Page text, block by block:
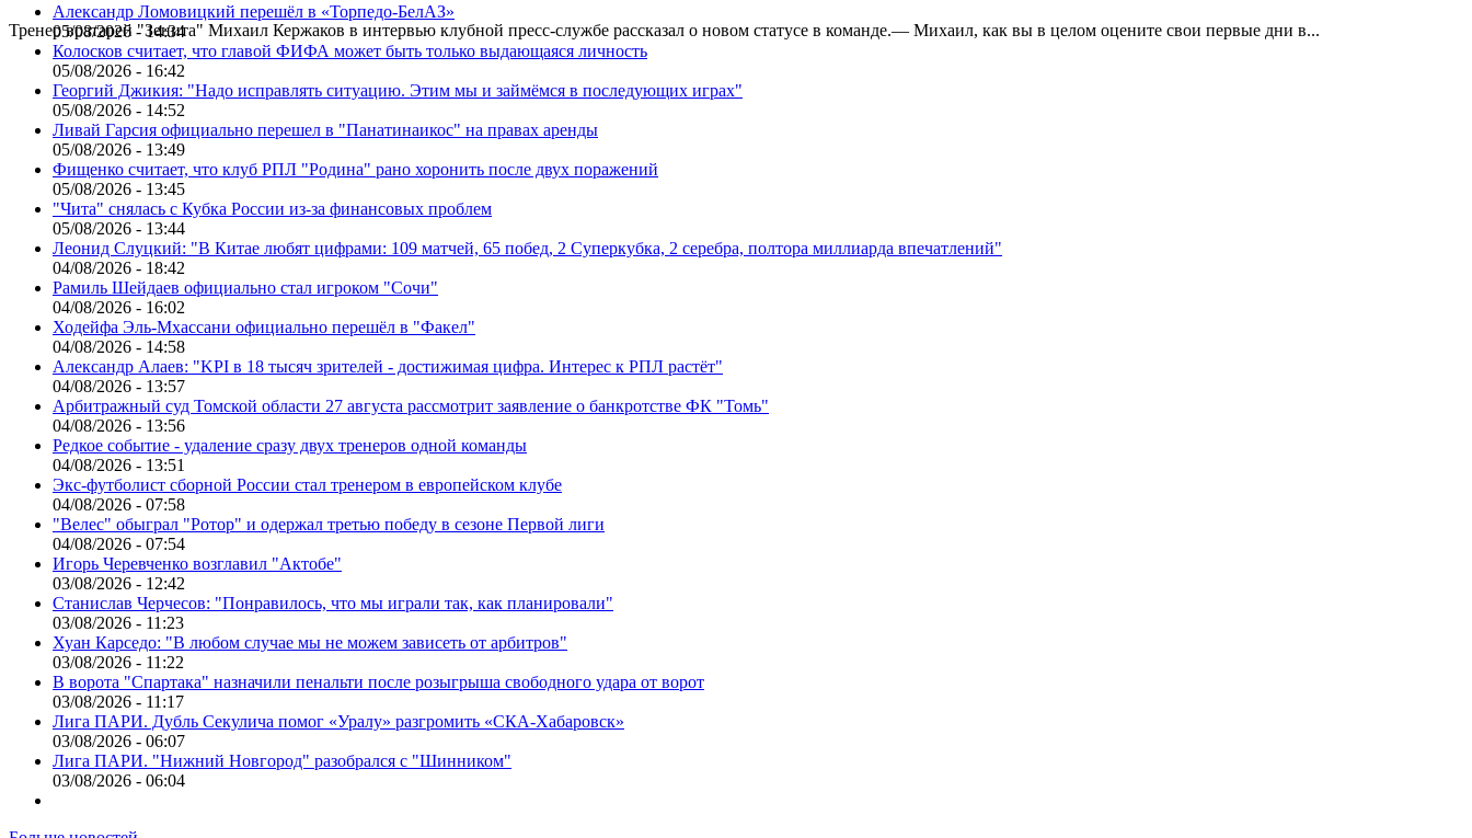
Тренер вратарей "Зенита" Михаил Кержаков в интервью клубной пресс-службе рассказал о новом статусе в команде.— Михаил, как вы в целом оцените свои первые дни в...
Александр Ломовицкий перешёл в «Торпедо-БелАЗ»
05/08/2026 - 14:34
Колосков считает, что главой ФИФА может быть только выдающаяся личность
05/08/2026 - 16:42
Георгий Джикия: "Надо исправлять ситуацию. Этим мы и займёмся в последующих играх"
05/08/2026 - 14:52
Ливай Гарсия официально перешел в "Панатинаикос" на правах аренды
05/08/2026 - 13:49
Фищенко считает, что клуб РПЛ "Родина" рано хоронить после двух поражений
05/08/2026 - 13:45
"Чита" снялась с Кубка России из-за финансовых проблем
05/08/2026 - 13:44
Леонид Слуцкий: "В Китае любят цифрами: 109 матчей, 65 побед, 2 Суперкубка, 2 серебра, полтора миллиарда впечатлений"
04/08/2026 - 18:42
Рамиль Шейдаев официально стал игроком "Сочи"
04/08/2026 - 16:02
Ходейфа Эль-Мхассани официально перешёл в "Факел"
04/08/2026 - 14:58
Александр Алаев: "KPI в 18 тысяч зрителей - достижимая цифра. Интерес к РПЛ растёт"
04/08/2026 - 13:57
Арбитражный суд Томской области 27 августа рассмотрит заявление о банкротстве ФК "Томь"
04/08/2026 - 13:56
Редкое событие - удаление сразу двух тренеров одной команды
04/08/2026 - 13:51
Экс-футболист сборной России стал тренером в европейском клубе
04/08/2026 - 07:58
"Велес" обыграл "Ротор" и одержал третью победу в сезоне Первой лиги
04/08/2026 - 07:54
Игорь Черевченко возглавил "Актобе"
03/08/2026 - 12:42
Станислав Черчесов: "Понравилось, что мы играли так, как планировали"
03/08/2026 - 11:23
Хуан Карседо: "В любом случае мы не можем зависеть от арбитров"
03/08/2026 - 11:22
В ворота "Спартака" назначили пенальти после розыгрыша свободного удара от ворот
03/08/2026 - 11:17
Лига ПАРИ. Дубль Секулича помог «Уралу» разгромить «СКА-Хабаровск»
03/08/2026 - 06:07
Лига ПАРИ. "Нижний Новгород" разобрался с "Шинником"
03/08/2026 - 06:04